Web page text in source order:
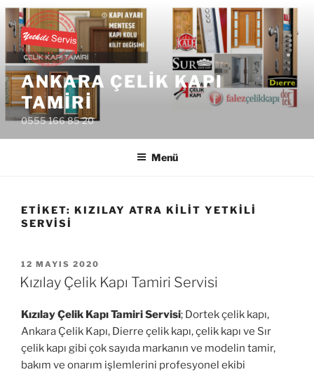
İçeriğe
geç
ANKARA ÇELIK KAPI
TAMIRI
0555 166 85 20
Menü
ETIKET: KIZILAY ATRA KILIT YETKILI
SERVISI
YAYIM
TARIHI
12 MAYIS 2020
Kızılay Çelik Kapı Tamiri Servisi
Kızılay Çelik Kapı Tamiri Servisi; Dortek çelik kapı,
Ankara Çelik Kapı, Dierre çelik kapı, çelik kapı ve Sır
çelik kapı gibi çok sayıda markanın ve modelin tamir,
bakım ve onarım işlemlerini profesyonel ekibi